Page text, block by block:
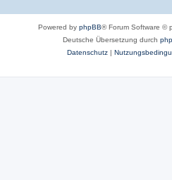
Powered by phpBB® Forum Software ©
Deutsche Übersetzung durch
Datenschutz|